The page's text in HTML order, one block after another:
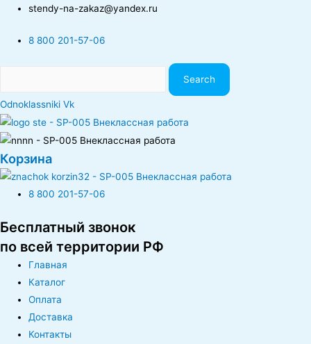
stendy-na-zakaz@yandex.ru
8 800 201-57-06
Search
Odnoklassniki Vk
Корзина
8 800 201-57-06
Бесплатный звонок
по всей территории РФ
Главная
Каталог
Оплата
Доставка
Контакты